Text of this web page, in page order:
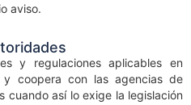
aviso.
y regulaciones aplicables en
coopera con las agencias de
cuando así lo exige la legislación